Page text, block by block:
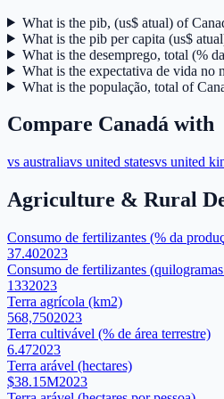
What is the pib, (us$ atual) of
What is the pib per capita (us$
What is the desemprego, total (%
What is the expectativa de vida no
What is the população, total of
Compare Canadá with
vs australiavs united statesvs united
Agriculture & Rural
Consumo de fertilizantes (% da
37.402023
Consumo de fertilizantes
1332023
Terra agrícola (km2)
568,7502023
Terra cultivável (% de área terrestre)
6.472023
Terra arável (hectares)
$38.15M2023